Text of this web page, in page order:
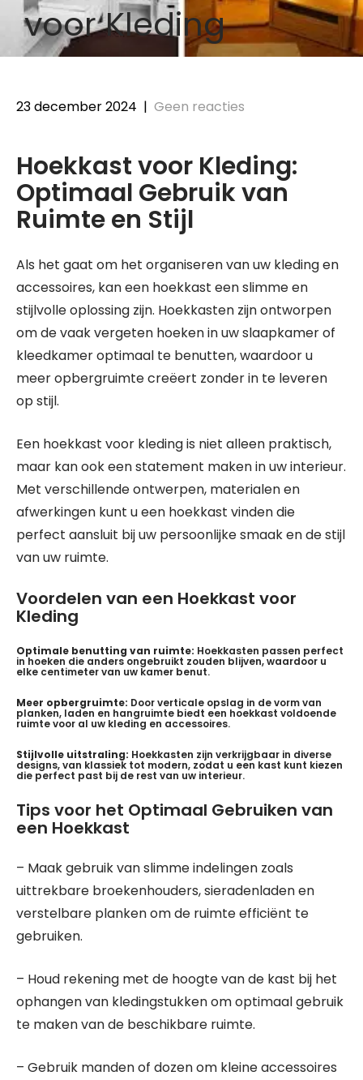
voor Kleding
23 december 2024 | Geen reacties
Hoekkast voor Kleding:
Optimaal Gebruik van
Ruimte en Stijl
Als het gaat om het organiseren van uw kleding en
accessoires, kan een hoekkast een slimme en
stijlvolle oplossing zijn. Hoekkasten zijn ontworpen
om de vaak vergeten hoeken in uw slaapkamer of
kleedkamer optimaal te benutten, waardoor u
meer opbergruimte creëert zonder in te leveren
op stijl.
Een hoekkast voor kleding is niet alleen praktisch,
maar kan ook een statement maken in uw interieur.
Met verschillende ontwerpen, materialen en
afwerkingen kunt u een hoekkast vinden die
perfect aansluit bij uw persoonlijke smaak en de stijl
van uw ruimte.
Voordelen van een Hoekkast voor
Kleding
Optimale benutting van ruimte: Hoekkasten passen perfect
in hoeken die anders ongebruikt zouden blijven, waardoor u
elke centimeter van uw kamer benut.
Meer opbergruimte: Door verticale opslag in de vorm van
planken, laden en hangruimte biedt een hoekkast voldoende
ruimte voor al uw kleding en accessoires.
Stijlvolle uitstraling: Hoekkasten zijn verkrijgbaar in diverse
designs, van klassiek tot modern, zodat u een kast kunt kiezen
die perfect past bij de rest van uw interieur.
Tips voor het Optimaal Gebruiken van
een Hoekkast
– Maak gebruik van slimme indelingen zoals
uittrekbare broekenhouders, sieradenladen en
verstelbare planken om de ruimte efficiënt te
gebruiken.
– Houd rekening met de hoogte van de kast bij het
ophangen van kledingstukken om optimaal gebruik
te maken van de beschikbare ruimte.
– Gebruik manden of dozen om kleine accessoires